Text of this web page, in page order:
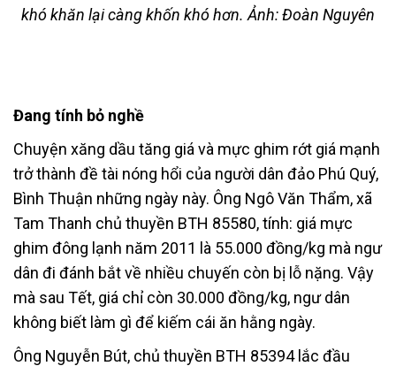
khó khăn lại càng khốn khó hơn. Ảnh: Đoàn Nguyên
Đang tính bỏ nghề
Chuyện xăng dầu tăng giá và mực ghim rớt giá mạnh
trở thành đề tài nóng hổi của người dân đảo Phú Quý,
Bình Thuận những ngày này. Ông Ngô Văn Thẩm, xã
Tam Thanh chủ thuyền BTH 85580, tính: giá mực
ghim đông lạnh năm 2011 là 55.000 đồng/kg mà ngư
dân đi đánh bắt về nhiều chuyến còn bị lỗ nặng. Vậy
mà sau Tết, giá chỉ còn 30.000 đồng/kg, ngư dân
không biết làm gì để kiếm cái ăn hằng ngày.
Ông Nguyễn Bút, chủ thuyền BTH 85394 lắc đầu